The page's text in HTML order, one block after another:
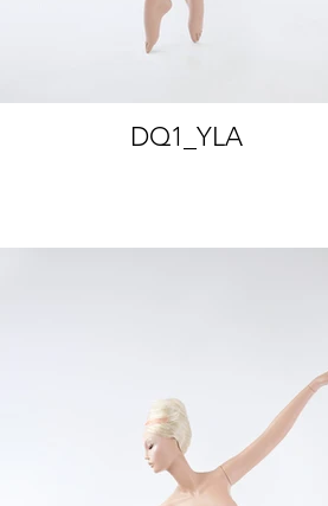
DQ1_YLA